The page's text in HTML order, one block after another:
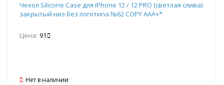
Чехол Silicone Case для iPhone 12 / 12 PRO (светлая слива)
закрытый низ без логотипа №62 COPY AAA+*
Цена: 91
Нет в наличии